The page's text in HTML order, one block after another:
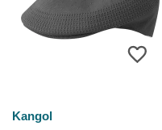
Kangol